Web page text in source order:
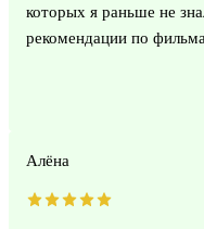
которых я раньше не
рекомендации по
Алёна